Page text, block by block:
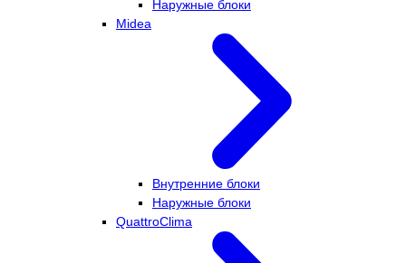
Наружные блоки
Midea
Внутренние блоки
Наружные блоки
QuattroClima